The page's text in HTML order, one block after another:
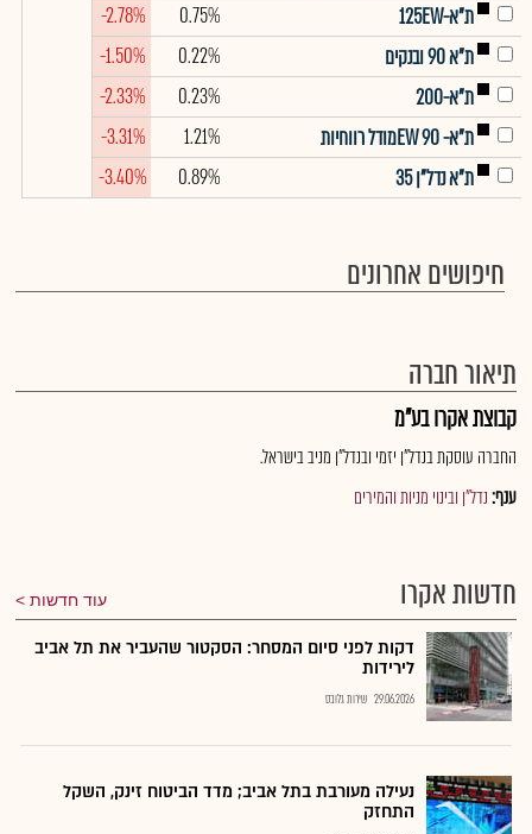
ת"א-125EW
0.75%
-2.78%
ת"א 90 ובנקים
0.22%
-1.50%
ת"א-200
0.23%
-2.33%
ת"א- EW 90מודל רווחיות
1.21%
-3.31%
ת"א נדל"ן 35
0.89%
-3.40%
חיפושים אחרונים
תיאור חברה
קבוצת אקרו בע"מ
החברה עוסקת בנדל"ן יזמי ובנדל"ן מניב בישראל.
ענף:נדל"ן ובינוי מניות והמירים
חדשות אקרו עוד חדשות
דקות לפני סיום המסחר: הסקטור שהעביר את תל אביב
לירידות
29.06.2026 שירות גלובס
נעילה מעורבת בתל אביב; מדד הביטוח זינק, השקל
התחזק